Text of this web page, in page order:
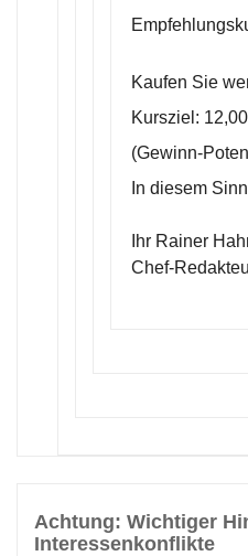
Kaufen Sie
Kursziel:
(Gewinn-
In diesem
Ihr Rainer
Chef-
Achtung: Wichtiger
Interessenkonflikte